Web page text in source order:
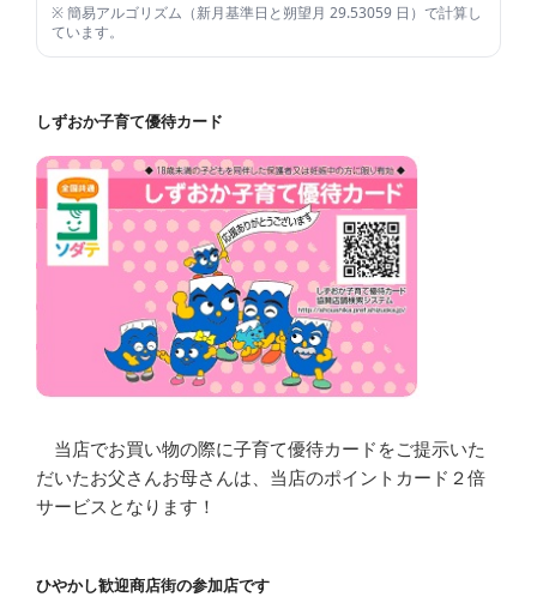
※ 簡易アルゴリズム（新月基準日と朔望月 29.53059 日）で計算し
ています。
しずおか子育て優待カード
当店でお買い物の際に子育て優待カードをご提示いた
だいたお父さんお母さんは、当店のポイントカード２倍
サービスとなります！
ひやかし歓迎商店街の参加店です